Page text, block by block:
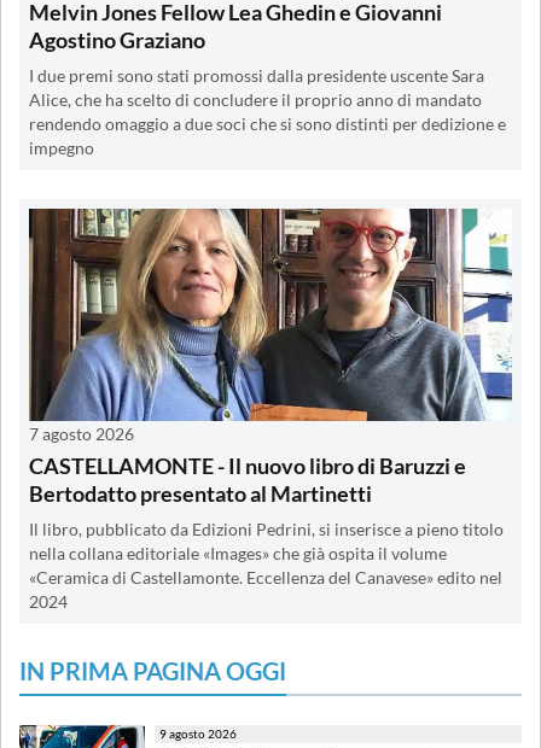
Melvin Jones Fellow Lea Ghedin e Giovanni
Agostino Graziano
I due premi sono stati promossi dalla presidente uscente Sara
Alice, che ha scelto di concludere il proprio anno di mandato
rendendo omaggio a due soci che si sono distinti per dedizione e
impegno
7 agosto 2026
CASTELLAMONTE - Il nuovo libro di Baruzzi e
Bertodatto presentato al Martinetti
Il libro, pubblicato da Edizioni Pedrini, si inserisce a pieno titolo
nella collana editoriale «Images» che già ospita il volume
«Ceramica di Castellamonte. Eccellenza del Canavese» edito nel
2024
IN PRIMA PAGINA OGGI
9 agosto 2026